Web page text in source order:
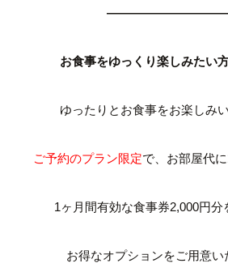
お食事をゆっくり楽しみたい
ゆったりとお食事をお楽しみ
ご予約のプラン限定で、お部屋代
1ヶ月間有効な食事券2,000円分
お得なオプションをご用意い